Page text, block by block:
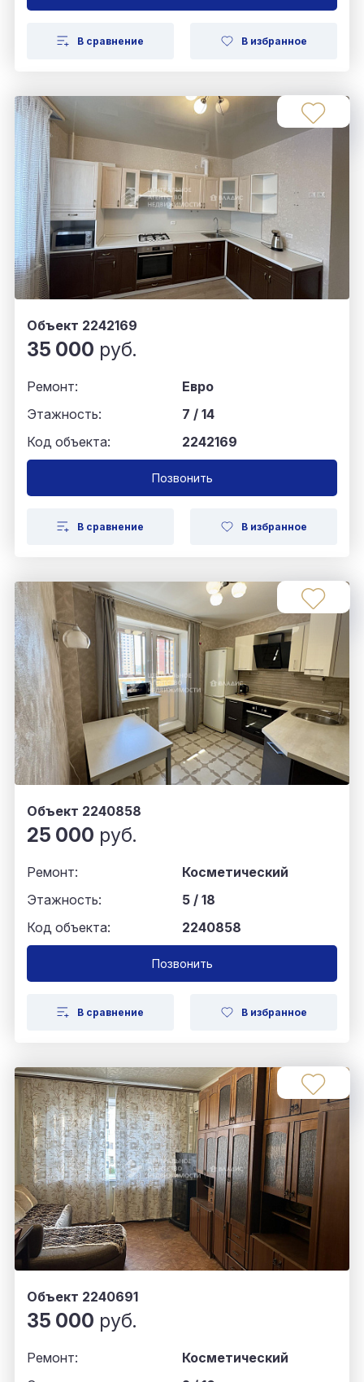
В сравнение В избранное
Объект 2242169
35 000 руб.
Ремонт:
Евро
Этажность:
7 / 14
Код объекта:
2242169
Позвонить
В сравнение В избранное
Объект 2240858
25 000 руб.
Ремонт:
Косметический
Этажность:
5 / 18
Код объекта:
2240858
Позвонить
В сравнение В избранное
Объект 2240691
35 000 руб.
Ремонт:
Косметический